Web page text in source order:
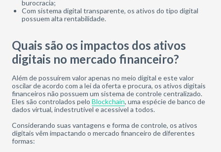
burocracia;
Com sistema digital transparente, os ativos do tipo digital
possuem alta rentabilidade.
Quais são os impactos dos ativos
digitais no mercado financeiro?
Além de possuírem valor apenas no meio digital e este valor
oscilar de acordo com a lei da oferta e procura, os ativos digitais
financeiros não possuem um sistema de controle centralizado.
Eles são controlados pelo Blockchain, uma espécie de banco de
dados virtual, indestrutível e acessível a todos.
Considerando suas vantagens e forma de controle, os ativos
digitais vêm impactando o mercado financeiro de diferentes
formas: